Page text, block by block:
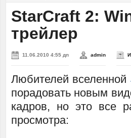
StarCraft 2:
трейлер
11.06.2010 4:55 дп admin
Любителей вселенной
порадовать новым
кадров, но это все
просмотра: